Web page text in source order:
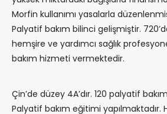
Morfin kullanımı yasalarla
Palyatif bakım bilinci gelişmiştir.
hemşire ve yardımcı sağlık
bakım hizmeti vermektedir.
Çin’de düzey 4A’dır. 120 palyatif
Palyatif bakım eğitimi yapılmaktadır.